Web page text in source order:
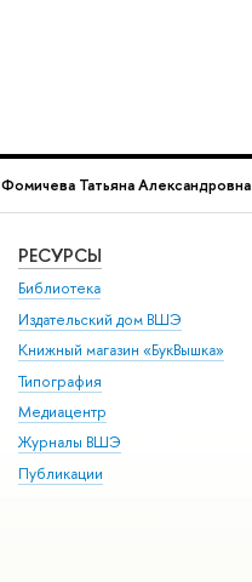
Фомичева Татьяна Александровна
РЕСУРСЫ
Библиотека
Издательский дом ВШЭ
Книжный магазин «БукВышка»
Типография
Медиацентр
Журналы ВШЭ
Публикации